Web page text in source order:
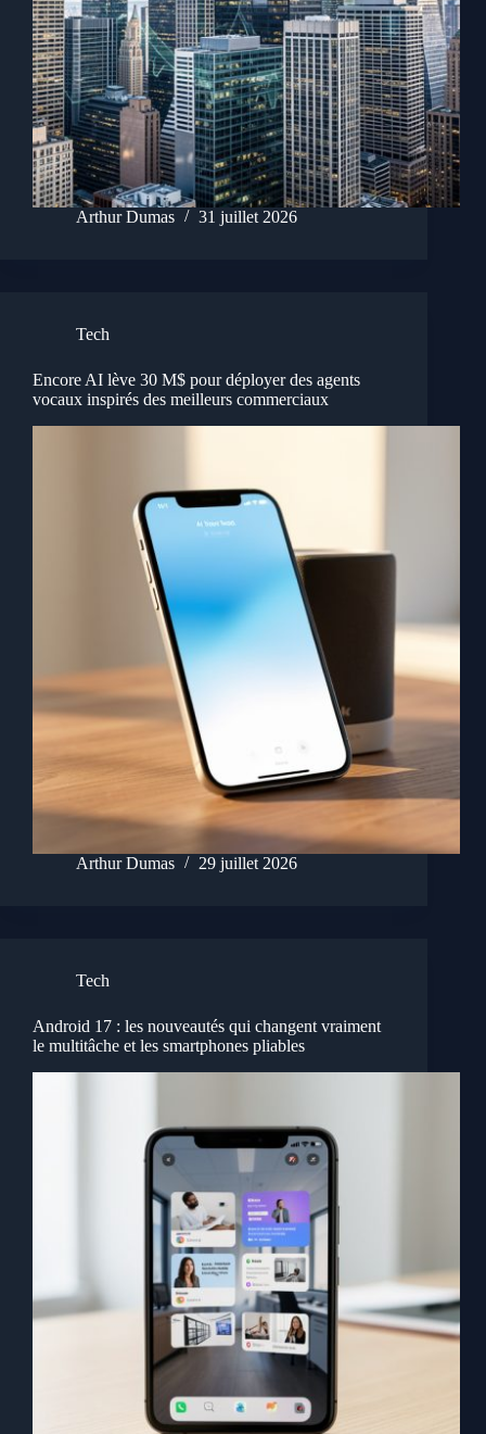
Arthur Dumas 31 juillet 2026
Tech
Encore AI lève 30 M$ pour déployer des agents
vocaux inspirés des meilleurs commerciaux
Arthur Dumas 29 juillet 2026
Tech
Android 17 : les nouveautés qui changent vraiment
le multitâche et les smartphones pliables